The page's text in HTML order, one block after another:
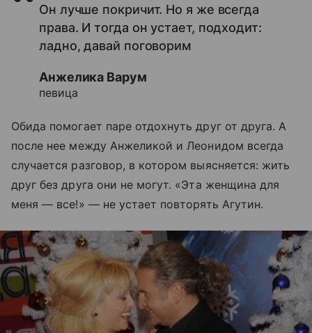
Он лучше покричит. Но я же всегда
права. И тогда он устает, подходит:
ладно, давай поговорим
Анжелика Варум
певица
Обида помогает паре отдохнуть друг от друга. А
после нее между Анжеликой и Леонидом всегда
случается разговор, в котором выясняется: жить
друг без друга они не могут. «Эта женщина для
меня — все!» — не устает повторять Агутин.